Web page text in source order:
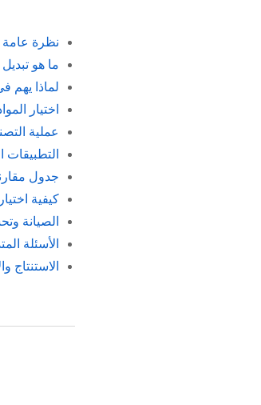
نظرة
ما هو
لماذا يهم
اختيار
عملية
جدول
كيفية
الصيانة
الأسئلة
الاستنتاج